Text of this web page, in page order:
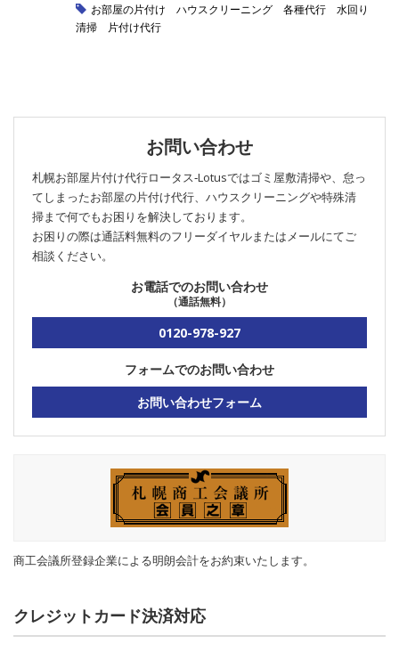
お部屋の片付け
ハウスクリーニング 各種代行
水回り
清掃
片付け代行
お問い合わせ
札幌お部屋片付け代行ロータス‐Lotusではゴミ屋敷清掃や、怠っ
てしまったお部屋の片付け代行、ハウスクリーニングや特殊清
掃まで何でもお困りを解決しております。
お困りの際は通話料無料のフリーダイヤルまたはメールにてご
相談ください。
お電話でのお問い合わせ
（通話無料）
0120-978-927
フォームでのお問い合わせ
お問い合わせフォーム
商工会議所登録企業による明朗会計をお約束いたします。
クレジットカード決済対応